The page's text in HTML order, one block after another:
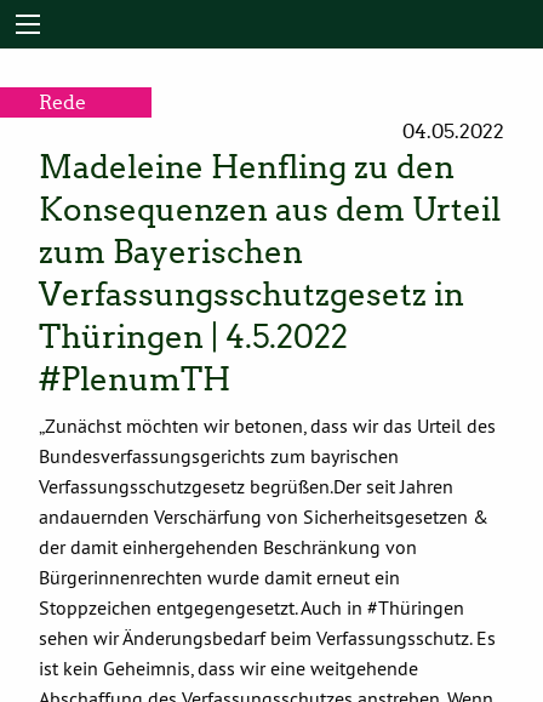
Rede
04.05.2022
Madeleine Henfling zu den
Konsequenzen aus dem Urteil
zum Bayerischen
Verfassungsschutzgesetz in
Thüringen | 4.5.2022
#PlenumTH
„Zunächst möchten wir betonen, dass wir das Urteil des
Bundesverfassungsgerichts zum bayrischen
Verfassungsschutzgesetz begrüßen.Der seit Jahren
andauernden Verschärfung von Sicherheitsgesetzen &
der damit einhergehenden Beschränkung von
Bürgerinnenrechten wurde damit erneut ein
Stoppzeichen entgegengesetzt. Auch in #Thüringen
sehen wir Änderungsbedarf beim Verfassungsschutz. Es
ist kein Geheimnis, dass wir eine weitgehende